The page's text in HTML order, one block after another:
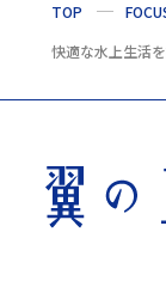
TOP
快適な水上生活